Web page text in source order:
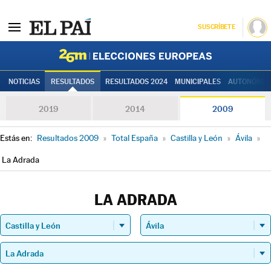
SUSCRÍBETE
NOTICIAS RESULTADOS RESULTADOS 2024 MUNICIPALES
2019 2014 2009
Estás en: Resultados 2009 » Total España » Castilla y León » Ávila »
La Adrada
LA ADRADA